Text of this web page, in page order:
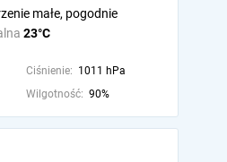
23°C
małe, pogodnie
Ciśnienie: 1011 hPa
Wilgotność: 90%